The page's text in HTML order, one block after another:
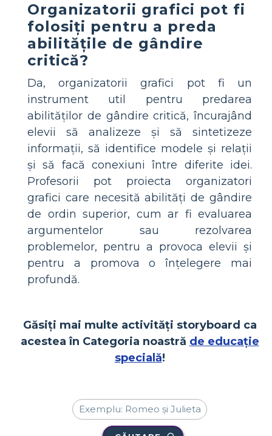
Organizatorii grafici pot fi
folosiți pentru a preda
abilitățile de gândire
critică?
Da, organizatorii grafici pot fi un
instrument util pentru predarea
abilităților de gândire critică, încurajând
elevii să analizeze și să sintetizeze
informații, să identifice modele și relații
și să facă conexiuni între diferite idei.
Profesorii pot proiecta organizatori
grafici care necesită abilități de gândire
de ordin superior, cum ar fi evaluarea
argumentelor sau rezolvarea
problemelor, pentru a provoca elevii și
pentru a promova o înțelegere mai
profundă.
Găsiți mai multe activități storyboard ca
acestea în Categoria noastră de educație
specială!